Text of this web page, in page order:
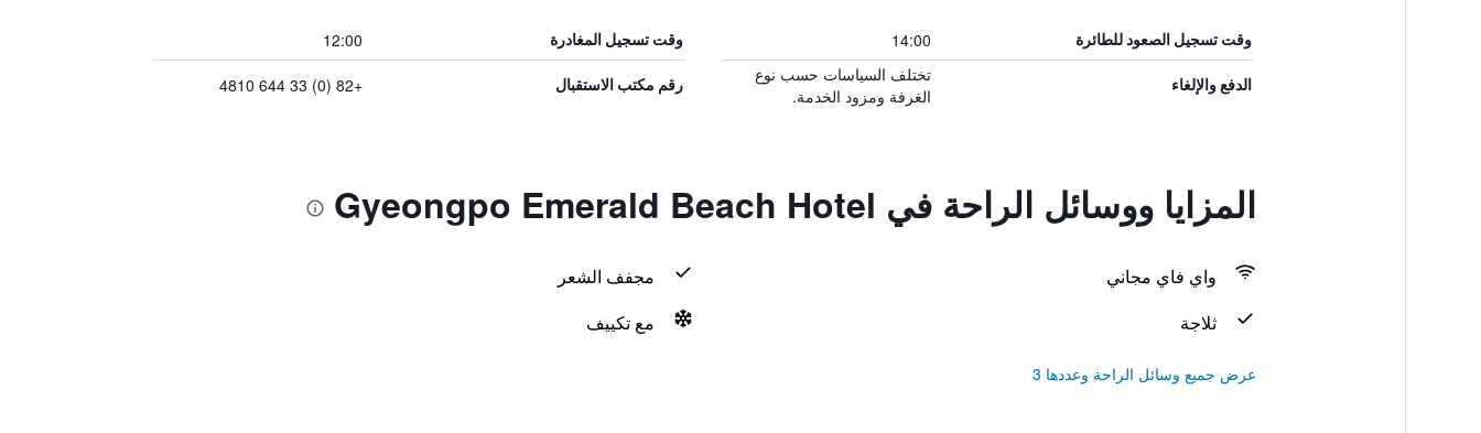
وقت تسجيل الصعود للطائرة 14:00 وقت تسجيل المغادرة 12:00
الدفع والإلغاء
تختلف السياسات حسب نوع
الغرفة ومزود الخدمة.
رقم مكتب الاستقبال +82 (0) 33 644 4810
المزايا ووسائل الراحة في Gyeongpo Emerald Beach Hotel
واي فاي مجاني
مجفف الشعر
ثلاجة
مع تكييف
عرض جميع وسائل الراحة وعددها 3